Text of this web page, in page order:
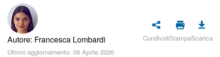
Piani e pagamento
Sicurezza in Bitrix24
Autore: Francesca Lombardi
Ultimo aggiornamento: 06 Aprile 2026
CondividiStampaScarica